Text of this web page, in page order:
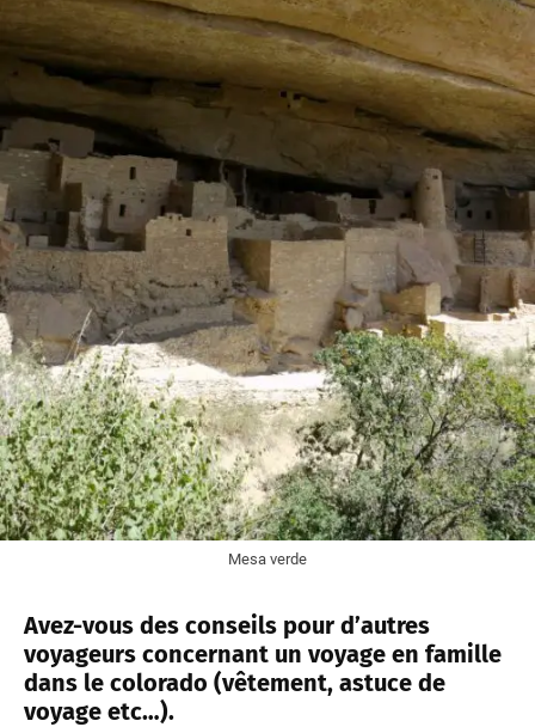
Mesa verde
Avez-vous des conseils pour d’autres
voyageurs concernant un voyage en famille
dans le colorado (vêtement, astuce de
voyage etc…).